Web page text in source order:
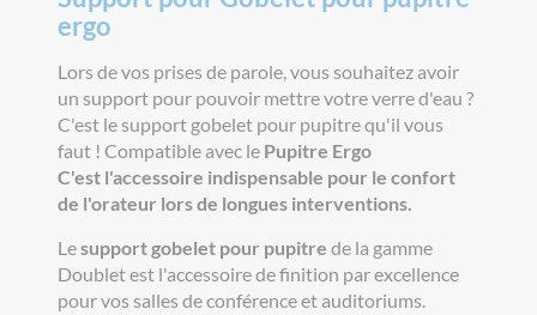
ergo
Lors de vos prises de parole, vous souhaitez avoir
un support pour pouvoir mettre votre verre d'eau ?
C'est le support gobelet pour pupitre qu'il vous
faut ! Compatible avec le Pupitre Ergo
C'est l'accessoire indispensable pour le confort
de l'orateur lors de longues interventions.
Lesupport gobelet pour pupitre de la gamme
Doublet est l'accessoire de finition par excellence
pour vos salles de conférence et auditoriums.